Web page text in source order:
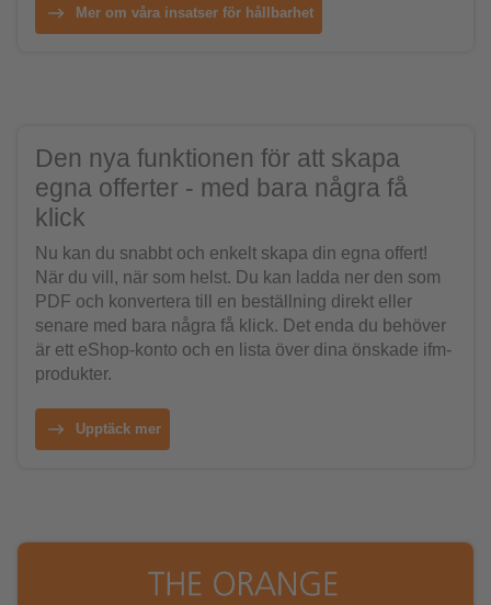
Mer om våra insatser för hållbarhet
Den nya funktionen för att skapa
egna offerter - med bara några få
klick
Nu kan du snabbt och enkelt skapa din egna offert!
När du vill, när som helst. Du kan ladda ner den som
PDF och konvertera till en beställning direkt eller
senare med bara några få klick. Det enda du behöver
är ett eShop-konto och en lista över dina önskade ifm-
produkter.
Upptäck mer